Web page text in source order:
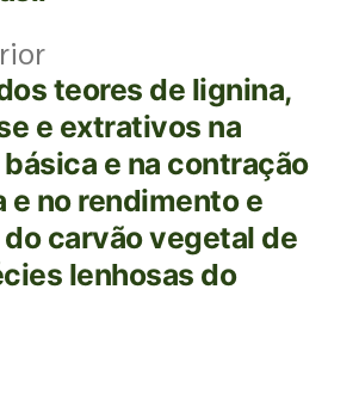
teores de lignina,
e extrativos na
e na contração
e no rendimento e
carvão vegetal de
lenhosas do